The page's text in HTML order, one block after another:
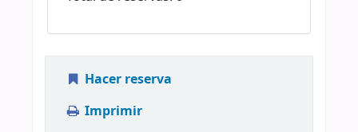
Hacer reserva
Imprimir